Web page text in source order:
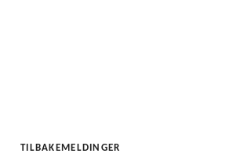
TILBAKEMELDINGER